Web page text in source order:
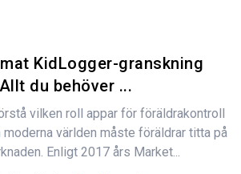
KidLogger-granskning
du behöver ...
vilken roll appar för föräldrakontroll
moderna världen måste föräldrar titta på
Enligt 2017 års Market...